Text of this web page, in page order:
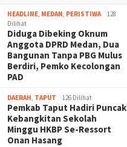
HEADLINE, MEDAN, PERISTIWA
128
Dilihat
Diduga Dibeking Oknum
Anggota DPRD Medan, Dua
Bangunan Tanpa PBG Mulus
Berdiri, Pemko Kecolongan
PAD
DAERAH, TAPUT 126 Dilihat
Pemkab Taput Hadiri Puncak
Kebangkitan Sekolah
Minggu HKBP Se-Ressort
Onan Hasang